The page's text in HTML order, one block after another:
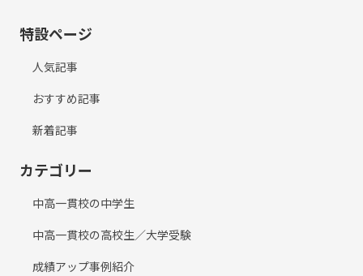
特設ページ
人気記事
おすすめ記事
新着記事
カテゴリー
中高一貫校の中学生
中高一貫校の高校生／大学受験
成績アップ事例紹介